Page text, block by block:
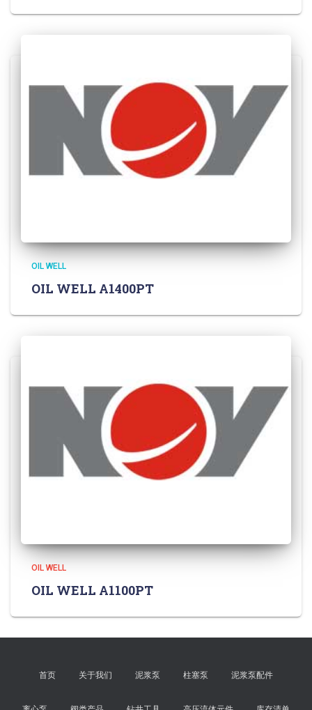
OIL WELL
OIL WELL A1400PT
OIL WELL
OIL WELL A1100PT
首页 关于我们 泥浆泵 柱塞泵 泥浆泵配件